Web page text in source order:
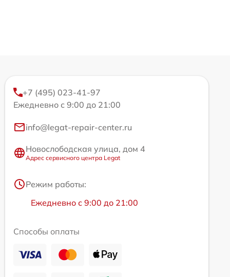
+7 (495) 023-41-97
Ежедневно с 9:00 до 21:00
info@legat-repair-center.ru
Новослободская улица, дом 4
Адрес сервисного центра Legat
Режим работы:
Ежедневно с 9:00 до 21:00
Способы оплаты